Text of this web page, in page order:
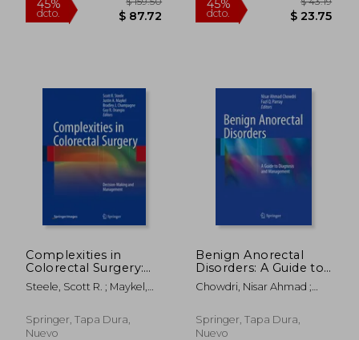
dcto.
40%
dcto.
Complexities in
Colorectal Surgery:
Decision-Making and
Management (en
Steele, Scott R. ; Maykel,
Bradley J.
Springer, Tapa Dura,
Nuevo
Benign Anorectal
Disorders: A Guide to
Diagnosis and
Management (en
Chowdri, Nisar Ahmad ;
Springer, Tapa Dura,
Nuevo